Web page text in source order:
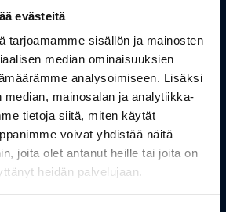
evästeitä
tarjoamamme sisällön ja mainosten
median ominaisuuksien
analysoimiseen. Lisäksi
median, mainosalan ja analytiikka-
tietoja siitä, miten käytät
voivat yhdistää näitä
joita olet antanut heille tai joita on
heidän palvelujaan.
Tuotteet
Työsuhdepyörä
Info
ja palautukset